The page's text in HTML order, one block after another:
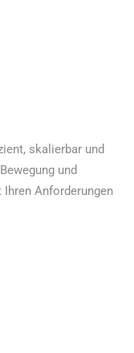
skalierbar und
und
Anforderungen